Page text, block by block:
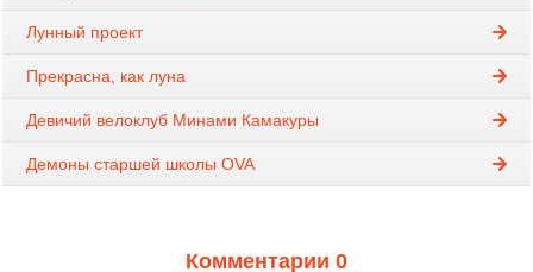
Лунный проект
Прекрасна, как луна
Девичий велоклуб Минами Камакуры
Демоны старшей школы OVA
Комментарии 0